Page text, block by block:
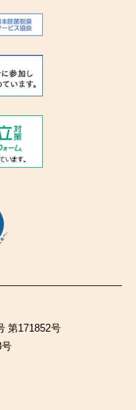
第171852号